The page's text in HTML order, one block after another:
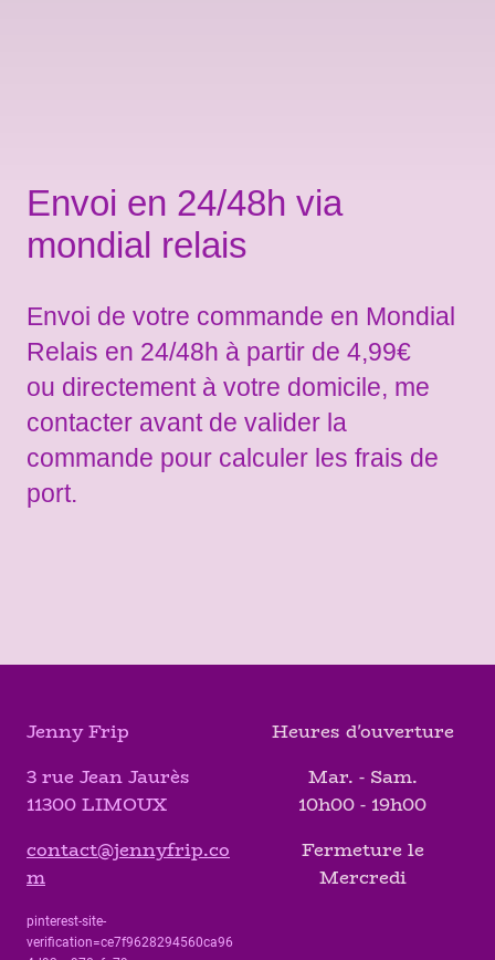
Envoi en 24/48h via
mondial relais
Envoi de votre commande en Mondial
Relais en 24/48h à partir de 4,99€
ou directement à votre domicile, me
contacter avant de valider la
commande pour calculer les frais de
port.
Jenny Frip
3 rue Jean Jaurès
11300 LIMOUX
contact@jennyfrip.co
m
pinterest-site-
verification=ce7f9628294560ca96
Heures d'ouverture
Mar. - Sam.
10h00 - 19h00
Fermeture le
Mercredi